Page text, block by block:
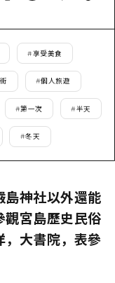
#享受美食
#個人旅遊
#第一次 #半天
#冬天
島神社以外還能
觀宮島歷史民俗
，大書院，表參